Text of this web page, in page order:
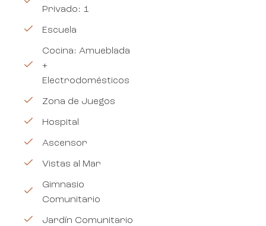
Privado: 1
Escuela
Cocina: Amueblada
+
Electrodomésticos
Zona de Juegos
Hospital
Ascensor
Vistas al Mar
Gimnasio
Comunitario
Jardín Comunitario